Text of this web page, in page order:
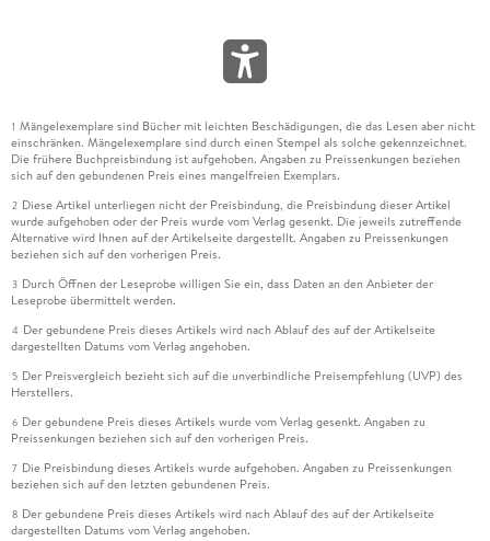
1 Mängelexemplare sind Bücher mit leichten Beschädigungen, die das Lesen aber nicht
einschränken. Mängelexemplare sind durch einen Stempel als solche gekennzeichnet.
Die frühere Buchpreisbindung ist aufgehoben. Angaben zu Preissenkungen beziehen
sich auf den gebundenen Preis eines mangelfreien Exemplars.
2 Diese Artikel unterliegen nicht der Preisbindung, die Preisbindung dieser Artikel
wurde aufgehoben oder der Preis wurde vom Verlag gesenkt. Die jeweils zutreffende
Alternative wird Ihnen auf der Artikelseite dargestellt. Angaben zu Preissenkungen
beziehen sich auf den vorherigen Preis.
3 Durch Öffnen der Leseprobe willigen Sie ein, dass Daten an den Anbieter der
Leseprobe übermittelt werden.
4 Der gebundene Preis dieses Artikels wird nach Ablauf des auf der Artikelseite
dargestellten Datums vom Verlag angehoben.
5 Der Preisvergleich bezieht sich auf die unverbindliche Preisempfehlung (UVP) des
Herstellers.
6 Der gebundene Preis dieses Artikels wurde vom Verlag gesenkt. Angaben zu
Preissenkungen beziehen sich auf den vorherigen Preis.
7 Die Preisbindung dieses Artikels wurde aufgehoben. Angaben zu Preissenkungen
beziehen sich auf den letzten gebundenen Preis.
8 Der gebundene Preis dieses Artikels wird nach Ablauf des auf der Artikelseite
dargestellten Datums vom Verlag angehoben.